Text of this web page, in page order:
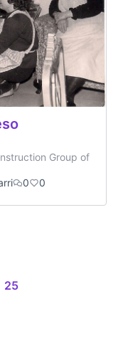
Group of
0 0
25